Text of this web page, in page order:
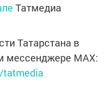
Татмедиа
Татарстана в
мессенджере MАХ: